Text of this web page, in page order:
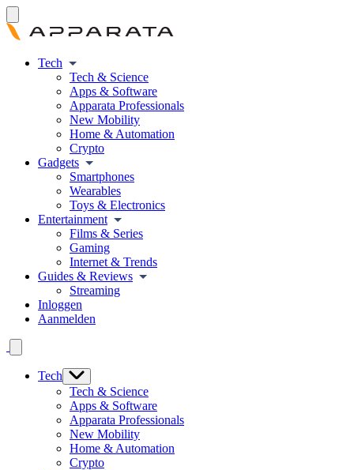
Tech
Tech & Science
Apps & Software
Apparata Professionals
New Mobility
Home & Automation
Crypto
Gadgets
Smartphones
Wearables
Toys & Electronics
Entertainment
Films & Series
Gaming
Internet & Trends
Guides & Reviews
Streaming
Inloggen
Aanmelden
Tech
Tech & Science
Apps & Software
Apparata Professionals
New Mobility
Home & Automation
Crypto